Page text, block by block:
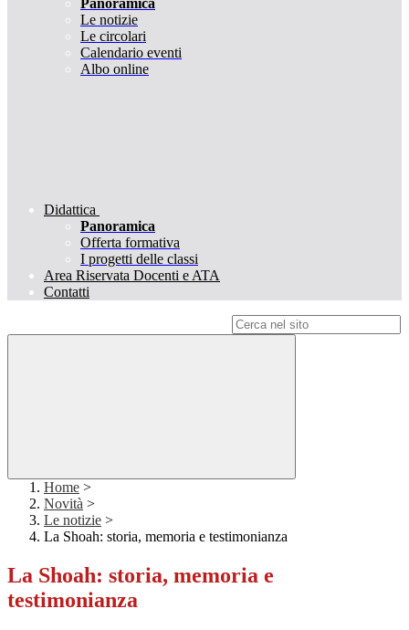
Panoramica
Le notizie
Le circolari
Calendario eventi
Albo online
Didattica
Panoramica
Offerta formativa
I progetti delle classi
Area Riservata Docenti e ATA
Contatti
Home >
Novità >
Le notizie >
La Shoah: storia, memoria e testimonianza
La Shoah: storia, memoria e
testimonianza